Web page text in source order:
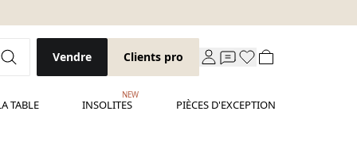
Vendre Clients pro
TABLE INSOLITES
NEW
PIÈCES D'EXCEPTION